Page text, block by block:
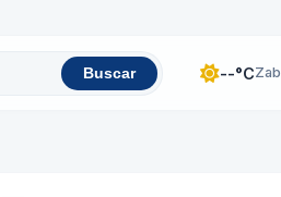
Buscar --°C